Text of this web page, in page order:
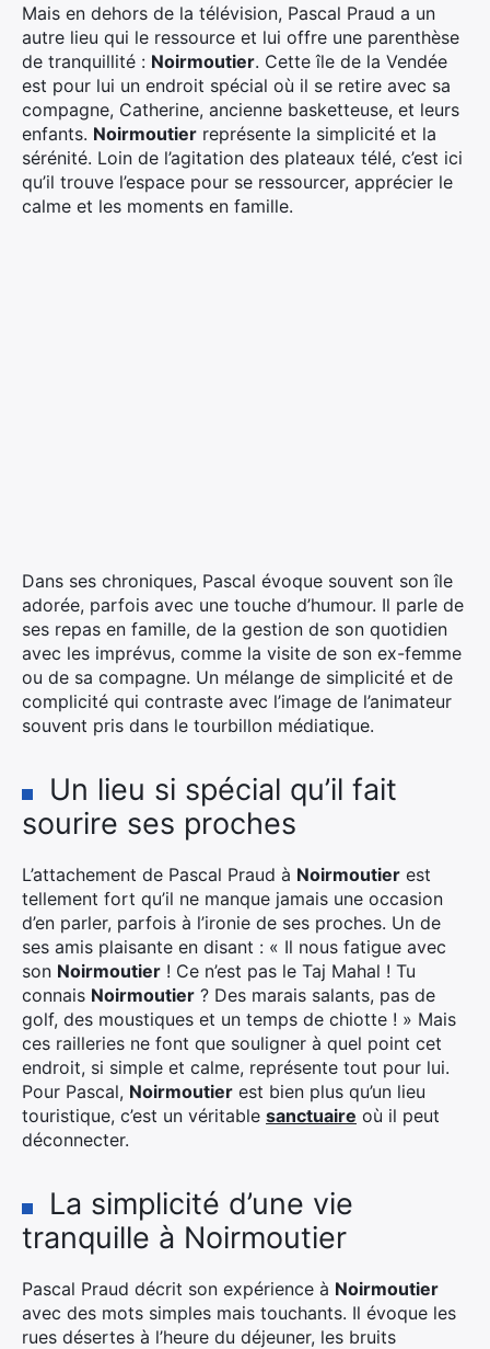
Mais en dehors de la télévision, Pascal Praud a un
autre lieu qui le ressource et lui offre une parenthèse
de tranquillité : Noirmoutier. Cette île de la Vendée
est pour lui un endroit spécial où il se retire avec sa
compagne, Catherine, ancienne basketteuse, et leurs
enfants. Noirmoutier représente la simplicité et la
sérénité. Loin de l’agitation des plateaux télé, c’est ici
qu’il trouve l’espace pour se ressourcer, apprécier le
calme et les moments en famille.
Dans ses chroniques, Pascal évoque souvent son île
adorée, parfois avec une touche d’humour. Il parle de
ses repas en famille, de la gestion de son quotidien
avec les imprévus, comme la visite de son ex-femme
ou de sa compagne. Un mélange de simplicité et de
complicité qui contraste avec l’image de l’animateur
souvent pris dans le tourbillon médiatique.
Un lieu si spécial qu’il fait
sourire ses proches
L’attachement de Pascal Praud à Noirmoutier est
tellement fort qu’il ne manque jamais une occasion
d’en parler, parfois à l’ironie de ses proches. Un de
ses amis plaisante en disant : « Il nous fatigue avec
son Noirmoutier ! Ce n’est pas le Taj Mahal ! Tu
connais Noirmoutier ? Des marais salants, pas de
golf, des moustiques et un temps de chiotte ! » Mais
ces railleries ne font que souligner à quel point cet
endroit, si simple et calme, représente tout pour lui.
Pour Pascal, Noirmoutier est bien plus qu’un lieu
touristique, c’est un véritable sanctuaire où il peut
déconnecter.
La simplicité d’une vie
tranquille à Noirmoutier
Pascal Praud décrit son expérience à Noirmoutier
avec des mots simples mais touchants. Il évoque les
rues désertes à l’heure du déjeuner, les bruits